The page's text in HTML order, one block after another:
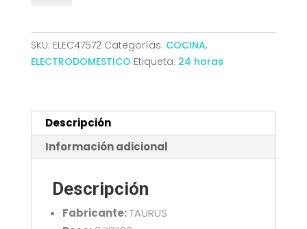
TOAST
II
SKU: ELEC47572 Categorías: COCINA,
ELECTRODOMESTICO Etiqueta: 24 horas
Descripción
Información adicional
Descripción
Fabricante:TAURUS